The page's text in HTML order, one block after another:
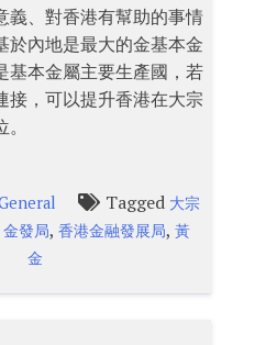
義、對香港有幫助的事情
於內地是最大的金基本金
基本金屬主要生產國，若
接，可以提升香港在大宗
Tagged 大宗
金發局,香港金融發展局,黃
金